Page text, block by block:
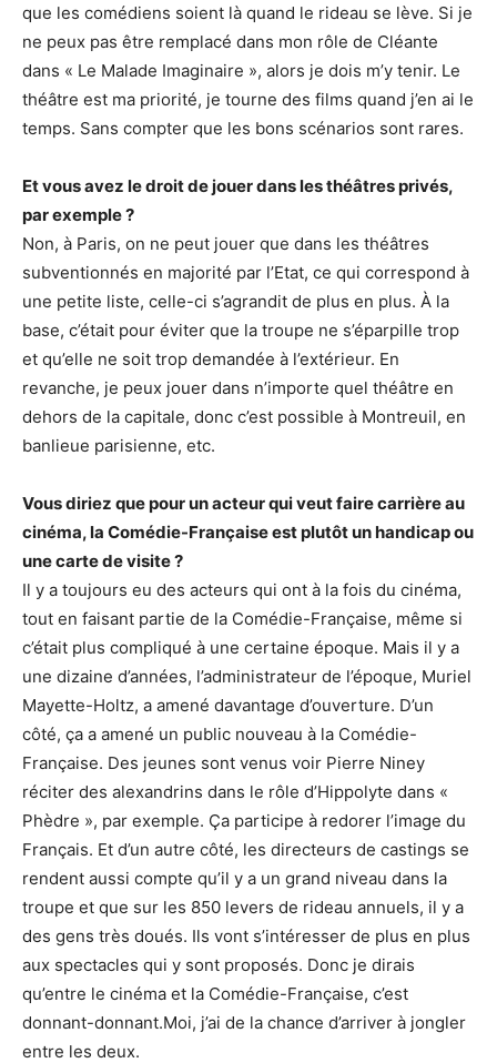
que les comédiens soient là quand le rideau se lève. Si je
ne peux pas être remplacé dans mon rôle de Cléante
dans « Le Malade Imaginaire », alors je dois m’y tenir. Le
théâtre est ma priorité, je tourne des films quand j’en ai le
temps. Sans compter que les bons scénarios sont rares.
Et vous avez le droit de jouer dans les théâtres privés,
par exemple ?
Non, à Paris, on ne peut jouer que dans les théâtres
subventionnés en majorité par l’Etat, ce qui correspond à
une petite liste, celle-ci s’agrandit de plus en plus. À la
base, c’était pour éviter que la troupe ne s’éparpille trop
et qu’elle ne soit trop demandée à l’extérieur. En
revanche, je peux jouer dans n’importe quel théâtre en
dehors de la capitale, donc c’est possible à Montreuil, en
banlieue parisienne, etc.
Vous diriez que pour un acteur qui veut faire carrière au
cinéma, la Comédie-Française est plutôt un handicap ou
une carte de visite ?
Il y a toujours eu des acteurs qui ont à la fois du cinéma,
tout en faisant partie de la Comédie-Française, même si
c’était plus compliqué à une certaine époque. Mais il y a
une dizaine d’années, l’administrateur de l’époque, Muriel
Mayette-Holtz, a amené davantage d’ouverture. D’un
côté, ça a amené un public nouveau à la Comédie-
Française. Des jeunes sont venus voir Pierre Niney
réciter des alexandrins dans le rôle d’Hippolyte dans «
Phèdre », par exemple. Ça participe à redorer l’image du
Français. Et d’un autre côté, les directeurs de castings se
rendent aussi compte qu’il y a un grand niveau dans la
troupe et que sur les 850 levers de rideau annuels, il y a
des gens très doués. Ils vont s’intéresser de plus en plus
aux spectacles qui y sont proposés. Donc je dirais
qu’entre le cinéma et la Comédie-Française, c’est
donnant-donnant.Moi, j’ai de la chance d’arriver à jongler
entre les deux.